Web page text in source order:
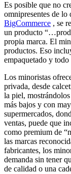
Es posible que no
omnipresentes de
BigCommerce , se
un producto
propia marca. El
productos. Eso
empaquetado y todo
Los minoristas
privada, desde
la piel,
más bajos y con
supermercados,
ventas, puede que
como premium de
las marcas
fabricantes, los
demanda sin tener
de calidad o una